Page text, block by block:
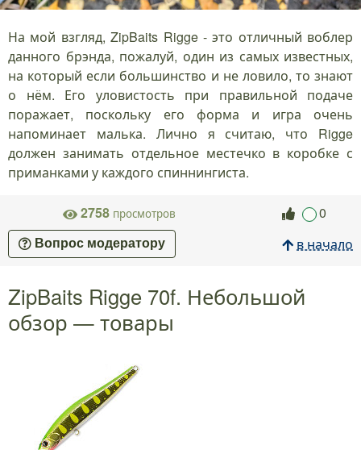
На мой взгляд, ZipBaits Rigge - это отличный воблер
данного брэнда, пожалуй, один из самых известных,
на который если большинство и не ловило, то знают
о нём. Его уловистость при правильной подаче
поражает, поскольку его форма и игра очень
напоминает малька. Лично я считаю, что Rigge
должен занимать отдельное местечко в коробке с
приманками у каждого спиннингиста.
2758 просмотров 0
Вопрос модератору в начало
ZipBaits Rigge 70f. Небольшой
обзор — товары